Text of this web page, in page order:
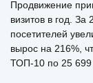
Продвижение
визитов в год.
посетителей
вырос на 216%,
ТОП-10 по 25 699